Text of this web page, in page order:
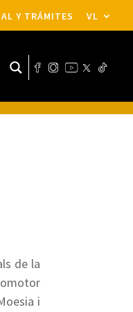
Y TRÁMITES VL
de la
i